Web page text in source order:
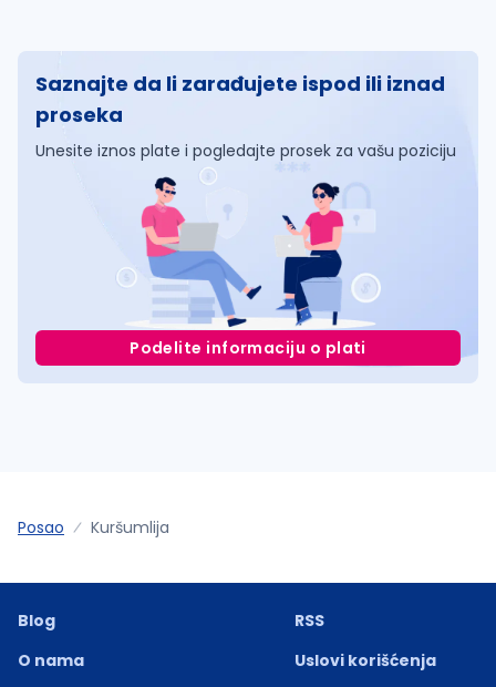
Saznajte da li zarađujete ispod ili iznad
proseka
Unesite iznos plate i pogledajte prosek za vašu poziciju
Podelite informaciju o plati
Posao Kuršumlija
Blog
O nama
RSS
Uslovi korišćenja